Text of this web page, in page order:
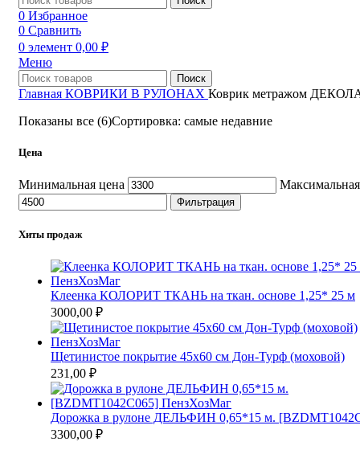
0 Избранное
0 Сравнить
0 элемент 0,00 ₽
Меню
Поиск
Главная КОВРИКИ В РУЛОНАХ Коврик метражом
Показаны все (6)Сортировка: самые недавние
Цена
Минимальная цена
Фильтрация
Хиты продаж
Клеенка КОЛОРИТ ТКАНЬ на ткан. основе 1,25* 25 м
3000,00 ₽
Щетинистое покрытие 45х60 см Дон-Турф (моховой)
231,00 ₽
Дорожка в рулоне ДЕЛЬФИН 0,65*15 м.
3300,00 ₽